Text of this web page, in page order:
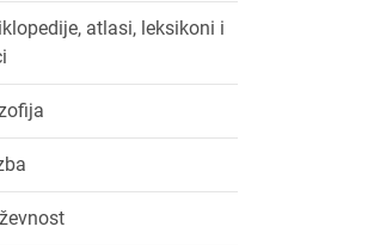
atlasi, leksikoni i